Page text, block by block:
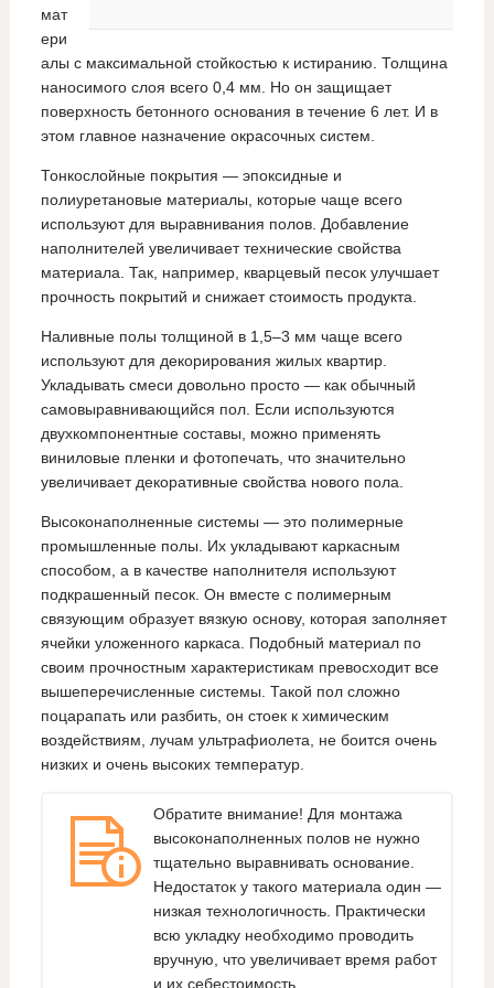
мат
ери
алы с максимальной стойкостью к истиранию. Толщина
наносимого слоя всего 0,4 мм. Но он защищает
поверхность бетонного основания в течение 6 лет. И в
этом главное назначение окрасочных систем.
Тонкослойные покрытия — эпоксидные и
полиуретановые материалы, которые чаще всего
используют для выравнивания полов. Добавление
наполнителей увеличивает технические свойства
материала. Так, например, кварцевый песок улучшает
прочность покрытий и снижает стоимость продукта.
Наливные полы толщиной в 1,5–3 мм чаще всего
используют для декорирования жилых квартир.
Укладывать смеси довольно просто — как обычный
самовыравнивающийся пол. Если используются
двухкомпонентные составы, можно применять
виниловые пленки и фотопечать, что значительно
увеличивает декоративные свойства нового пола.
Высоконаполненные системы — это полимерные
промышленные полы. Их укладывают каркасным
способом, а в качестве наполнителя используют
подкрашенный песок. Он вместе с полимерным
связующим образует вязкую основу, которая заполняет
ячейки уложенного каркаса. Подобный материал по
своим прочностным характеристикам превосходит все
вышеперечисленные системы. Такой пол сложно
поцарапать или разбить, он стоек к химическим
воздействиям, лучам ультрафиолета, не боится очень
низких и очень высоких температур.
Обратите внимание! Для монтажа
высоконаполненных полов не нужно
тщательно выравнивать основание.
Недостаток у такого материала один —
низкая технологичность. Практически
всю укладку необходимо проводить
вручную, что увеличивает время работ
и их себестоимость.